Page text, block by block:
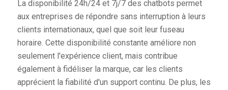
La disponibilité 24h/24 et 7j/7 des chatbots permet
aux entreprises de répondre sans interruption à leurs
clients internationaux, quel que soit leur fuseau
horaire. Cette disponibilité constante améliore non
seulement l'expérience client, mais contribue
également à fidéliser la marque, car les clients
apprécient la fiabilité d'un support continu. De plus, les